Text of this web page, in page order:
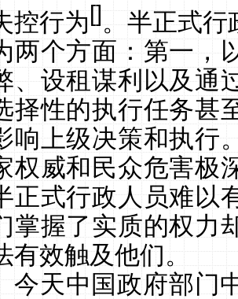
控行为[]。半正式行
两个方面：第一，
、设租谋利以及通
择性的执行任务甚
响上级决策和执行
权威和民众危害极
正式行政人员难以
掌握了实质的权力
有效触及他们。
今天中国政府部门